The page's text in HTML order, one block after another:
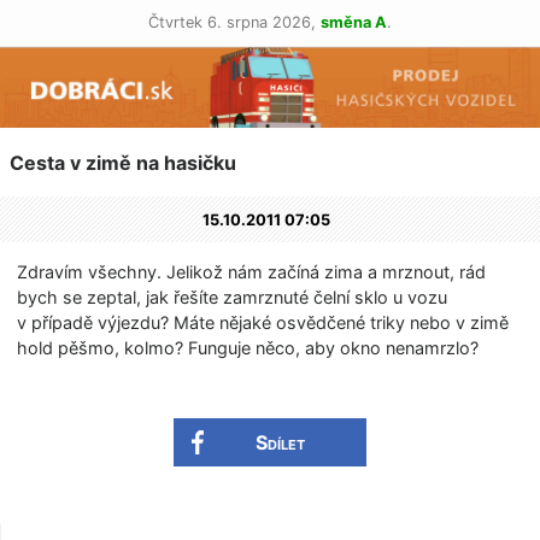
Čtvrtek 6. srpna 2026, směna A.
Cesta v zimě na hasičku
15.10.2011 07:05
Zdravím všechny. Jelikož nám začíná zima a mrznout, rád
bych se zeptal, jak řešíte zamrznuté čelní sklo u vozu
v případě výjezdu? Máte nějaké osvědčené triky nebo v zimě
hold pěšmo, kolmo? Funguje něco, aby okno nenamrzlo?
Sdílet